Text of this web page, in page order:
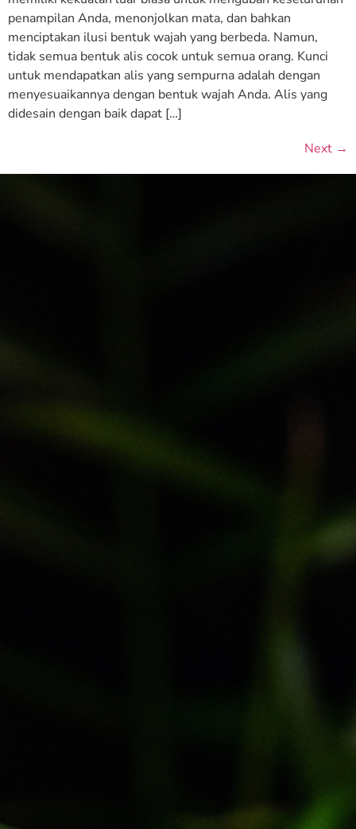
penampilan Anda, menonjolkan mata, dan bahkan
menciptakan ilusi bentuk wajah yang berbeda. Namun,
tidak semua bentuk alis cocok untuk semua orang. Kunci
untuk mendapatkan alis yang sempurna adalah dengan
menyesuaikannya dengan bentuk wajah Anda. Alis yang
didesain dengan baik dapat […]
Next →